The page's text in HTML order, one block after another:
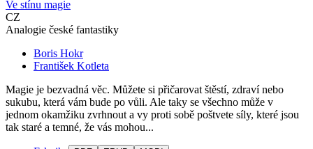
Ve stínu magie
CZ
Analogie české fantastiky
Boris Hokr
František Kotleta
Magie je bezvadná věc. Můžete si přičarovat štěstí, zdraví nebo
sukubu, která vám bude po vůli. Ale taky se všechno může v
jednom okamžiku zvrhnout a vy proti sobě poštvete síly, které jsou
tak staré a temné, že vás mohou...